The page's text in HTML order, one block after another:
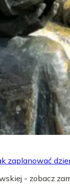
zaplanować
- zobacz